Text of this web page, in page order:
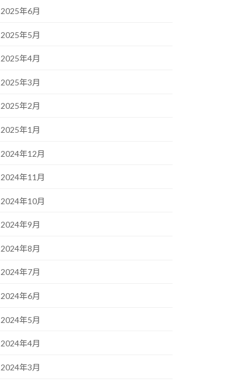
2025年6月
2025年5月
2025年4月
2025年3月
2025年2月
2025年1月
2024年12月
2024年11月
2024年10月
2024年9月
2024年8月
2024年7月
2024年6月
2024年5月
2024年4月
2024年3月